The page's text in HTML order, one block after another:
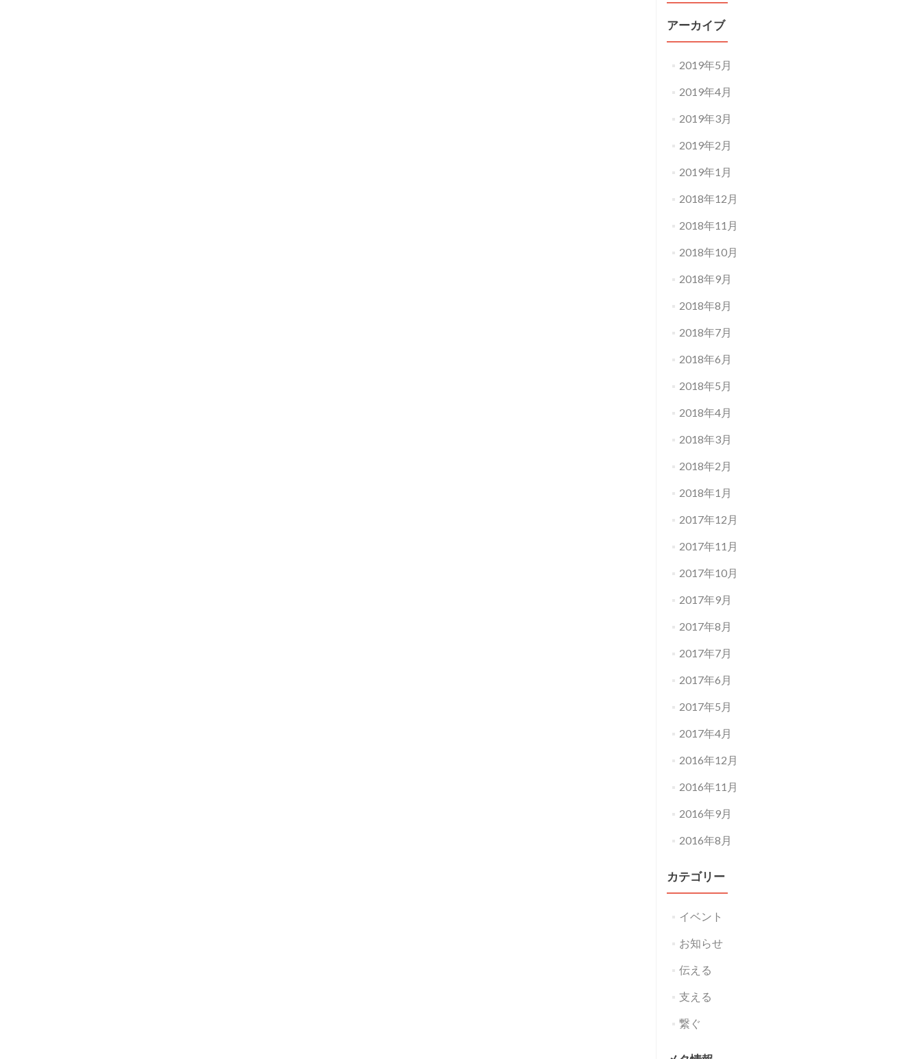
アーカイブ
2019年5月
2019年4月
2019年3月
2019年2月
2019年1月
2018年12月
2018年11月
2018年10月
2018年9月
2018年8月
2018年7月
2018年6月
2018年5月
2018年4月
2018年3月
2018年2月
2018年1月
2017年12月
2017年11月
2017年10月
2017年9月
2017年8月
2017年7月
2017年6月
2017年5月
2017年4月
2016年12月
2016年11月
2016年9月
2016年8月
カテゴリー
イベント
お知らせ
伝える
支える
繋ぐ